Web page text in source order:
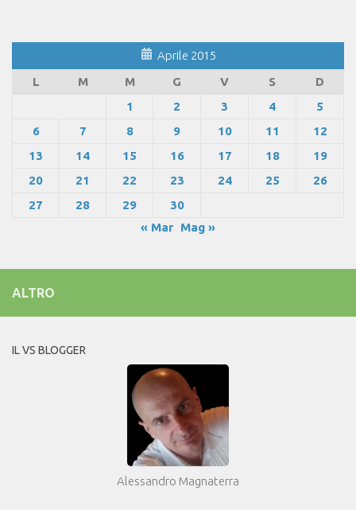
Aprile 2015
L
M M G V S
D
1
2 3 4
5
6
7 8 9 10 11
12
13
14 15 16 17 18
19
20
21 22 23 24 25
26
27
28 29
30
« Mar Mag »
ALTRO
IL VS BLOGGER
Alessandro Magnaterra